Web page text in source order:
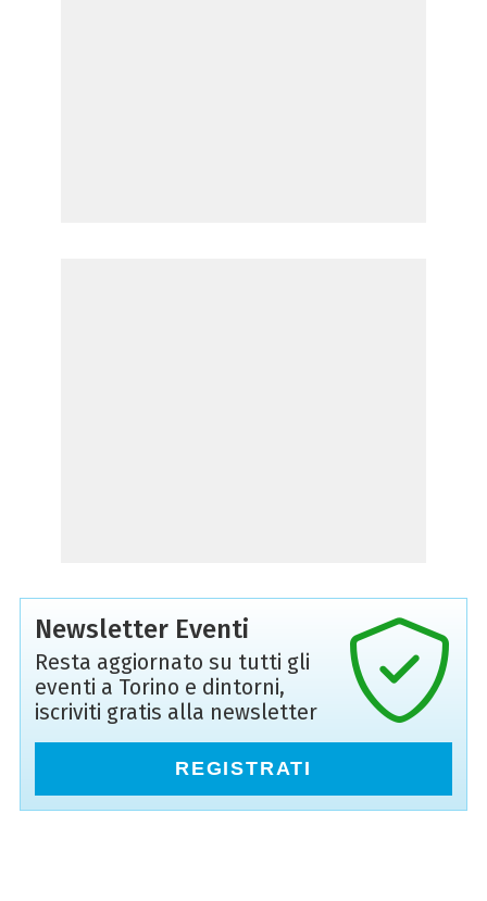
Newsletter Eventi
Resta aggiornato su tutti gli
eventi a Torino e dintorni,
iscriviti gratis alla newsletter
REGISTRATI